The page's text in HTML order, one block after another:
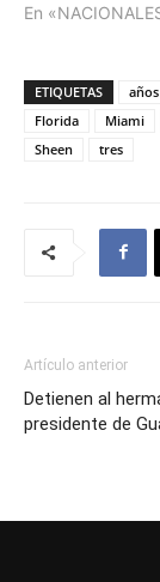
En
ETIQUETAS años
Florida
Miami
Sheen
tres
Artículo anterior
Detienen al
presidente de